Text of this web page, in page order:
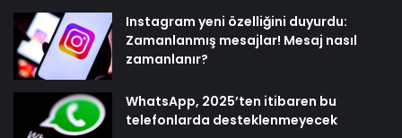
Instagram yeni özelliğini duyurdu:
Zamanlanmış mesajlar! Mesaj nasıl
zamanlanır?
WhatsApp, 2025’ten itibaren bu
telefonlarda desteklenmeyecek